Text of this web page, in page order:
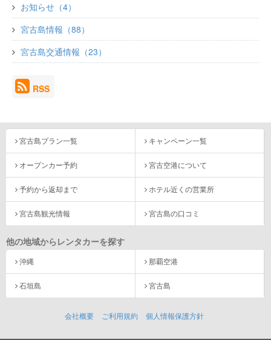
お知らせ（4）
宮古島情報（88）
宮古島交通情報（23）
RSS
宮古島プラン一覧 キャンペーン一覧
オープンカー予約 宮古空港について
予約から返却まで ホテル近くの営業所
宮古島観光情報 宮古島の口コミ
他の地域からレンタカーを探す
沖縄 那覇空港
石垣島 宮古島
会社概要 ご利用規約 個人情報保護方針